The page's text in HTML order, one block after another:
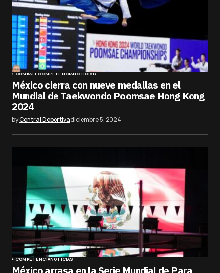
COMBATECOMPETENCIANOTICIAS
México cierra con nueve medallas en el
Mundial de Taekwondo Poomsae Hong Kong
2024
byCentral Deportivadiciembre 5, 2024
COMPETENCIANOTICIAS